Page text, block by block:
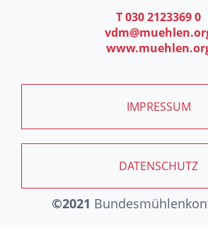
T 030 2123369 0
IMPRESSUM
DATENSCHUTZ
©2021